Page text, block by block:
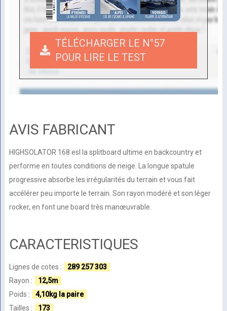
TÉLÉCHARGER LE N°57
POUR LIRE LE TEST
AVIS FABRICANT
HIGHSOLATOR 168 esl la splitboard ultime en backcountry et
performe en toutes conditions de neige. La longue spatule
progressive absorbe les irrégularités du terrain et vous fait
accélérer peu importe le terrain. Son rayon modéré et son léger
rocker, en font une board très manœuvrable.
CARACTERISTIQUES
Lignes de cotes :
289 257 303
Rayon :
12,5m
Poids :
4,10kg la paire
Tailles :
173